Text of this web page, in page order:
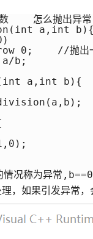
怎么抛出异常
a,int b){
0;    //抛出
b;
a,int b){
况称为异常
，如果引发异常